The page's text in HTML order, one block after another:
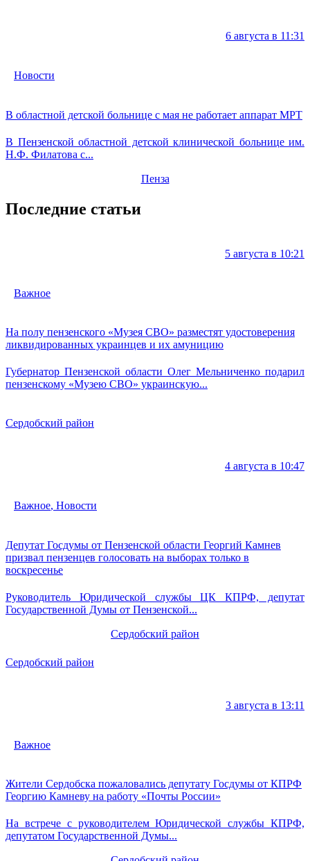
6 августа в 11:31
Новости
В областной детской больнице с мая не работает аппарат МРТ
В Пензенской областной детской клинической больнице им.
Н.Ф. Филатова с...
Пенза
Последние статьи
5 августа в 10:21
Важное
На полу пензенского «Музея СВО» разместят удостоверения
ликвидированных украинцев и их амуницию
Губернатор Пензенской области Олег Мельниченко подарил
пензенскому «Музею СВО» украинскую...
Сердобский район
4 августа в 10:47
Важное, Новости
Депутат Госдумы от Пензенской области Георгий Камнев
призвал пензенцев голосовать на выборах только в
воскресенье
Руководитель Юридической службы ЦК КПРФ, депутат
Государственной Думы от Пензенской...
Сердобский район
Сердобский район
3 августа в 13:11
Важное
Жители Сердобска пожаловались депутату Госдумы от КПРФ
Георгию Камневу на работу «Почты России»
На встрече с руководителем Юридической службы КПРФ,
депутатом Государственной Думы...